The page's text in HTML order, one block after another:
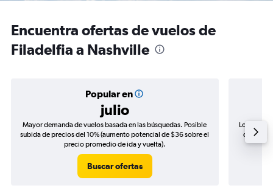
Encuentra ofertas de vuelos de
Filadelfia a Nashville
Popular en
julio
Mayor demanda de vuelos basada en las búsquedas. Posible
subida de precios del 10% (aumento potencial de $36 sobre el
precio promedio de ida y vuelta).
Buscar ofertas
Los
de